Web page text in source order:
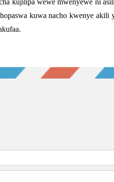
kujilipa wewe mwenyewe ni
kuwa nacho kwenye